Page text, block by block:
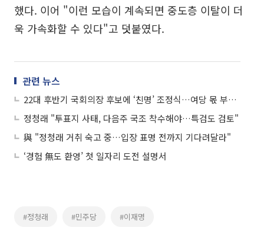
했다. 이어 "이런 모습이 계속되면 중도층 이탈이 더
욱 가속화할 수 있다"고 덧붙였다.
관련 뉴스
22대 후반기 국회의장 후보에 ‘친명’ 조정식…여당 몫 부의장 남인순
정청래 "투표지 사태, 다음주 국조 착수해야…특검도 검토"
與 "정청래 거취 숙고 중…입장 표명 전까지 기다려달라"
‘경험 無도 환영’ 첫 일자리 도전 설명서
#정청래 #민주당 #이재명